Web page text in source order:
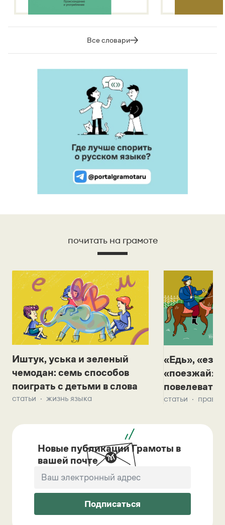
Все словари
почитать на грамоте
Иштук, уська и зеленый
чемодан: семь способов
поиграть с детьми в слова
статьи жизнь языка
«Едь»,
«поезжай»?
повелевать
статьи
Новые публикации Грамоты в
вашей почте
Подписаться